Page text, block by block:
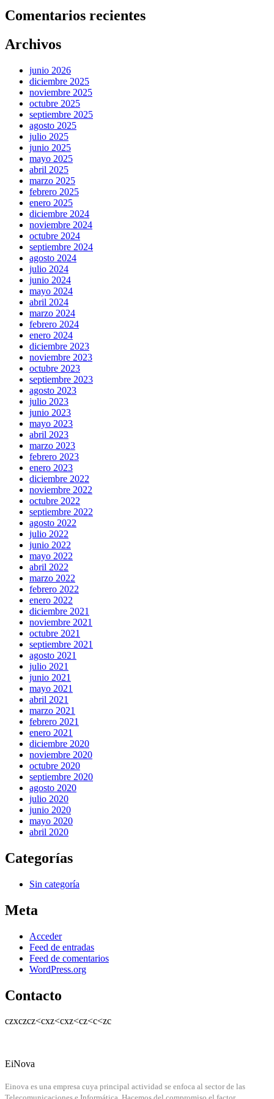
Comentarios recientes
Archivos
junio 2026
diciembre 2025
noviembre 2025
octubre 2025
septiembre 2025
agosto 2025
julio 2025
junio 2025
mayo 2025
abril 2025
marzo 2025
febrero 2025
enero 2025
diciembre 2024
noviembre 2024
octubre 2024
septiembre 2024
agosto 2024
julio 2024
junio 2024
mayo 2024
abril 2024
marzo 2024
febrero 2024
enero 2024
diciembre 2023
noviembre 2023
octubre 2023
septiembre 2023
agosto 2023
julio 2023
junio 2023
mayo 2023
abril 2023
marzo 2023
febrero 2023
enero 2023
diciembre 2022
noviembre 2022
octubre 2022
septiembre 2022
agosto 2022
julio 2022
junio 2022
mayo 2022
abril 2022
marzo 2022
febrero 2022
enero 2022
diciembre 2021
noviembre 2021
octubre 2021
septiembre 2021
agosto 2021
julio 2021
junio 2021
mayo 2021
abril 2021
marzo 2021
febrero 2021
enero 2021
diciembre 2020
noviembre 2020
octubre 2020
septiembre 2020
agosto 2020
julio 2020
junio 2020
mayo 2020
abril 2020
Categorías
Sin categoría
Meta
Acceder
Feed de entradas
Feed de comentarios
WordPress.org
Contacto
czxczcz<cxz<cxz<cz<c<zc
EiNova
Einova es una empresa cuya principal actividad se enfoca al sector de las